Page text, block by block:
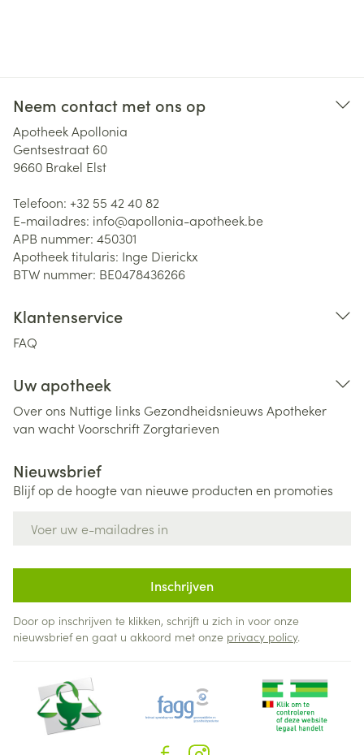
Neem contact met ons op
Apotheek Apollonia
Gentsestraat 60
9660 Brakel Elst
Telefoon: +32 55 42 40 82
E-mailadres: info@apollonia-apotheek.be
APB nummer: 450301
Apotheek titularis: Inge Dierickx
BTW nummer: BE0478436266
Klantenservice
FAQ
Uw apotheek
Over ons Nuttige links Gezondheidsnieuws Apotheker
van wachtVoorschriftZorgtarieven
Nieuwsbrief
Blijf op de hoogte van nieuwe producten en promoties
Inschrijven
Door op inschrijven te klikken, schrijft u zich in voor onze
nieuwsbrief en gaat u akkoord met onze privacy policy.